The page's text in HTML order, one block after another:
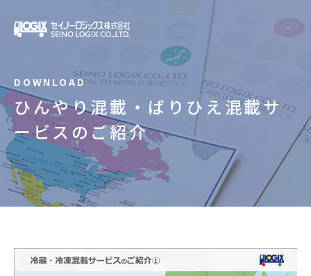
ひんやり混載・ばりひえ混載サ
ービスのご紹介